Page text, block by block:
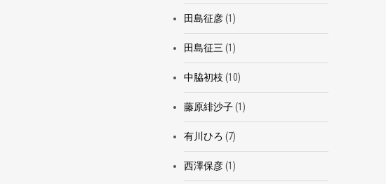
田島征彦(1)
田島征三 (1)
中脇初枝 (10)
藤原緋沙子(1)
有川ひろ (7)
西澤保彦(1)